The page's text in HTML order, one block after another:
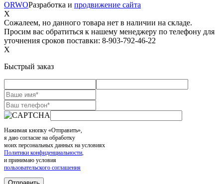
ORWOРазработка и продвижение сайта
X
Сожалеем, но данного товара нет в наличии на складе.
Просим вас обратиться к нашему менеджеру по телефону для
уточнения сроков поставки: 8-903-792-46-22
X
Быстрый заказ
Нажимая кнопку «Отправить»,
я даю согласие на обработку
моих персональных данных на условиях
Политики конфиденциальности,
и принимаю условия
пользовательского соглашения